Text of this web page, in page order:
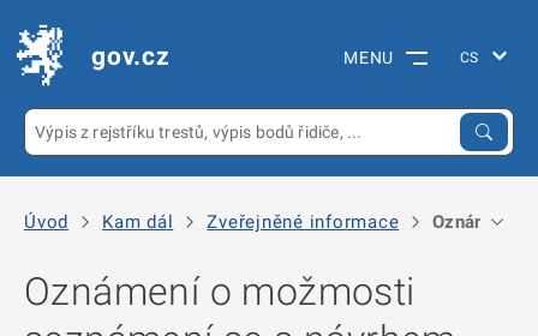
gov.cz MENU
Úvod Kam dál Zveřejněné informace Oznámení
Oznámení o možmosti